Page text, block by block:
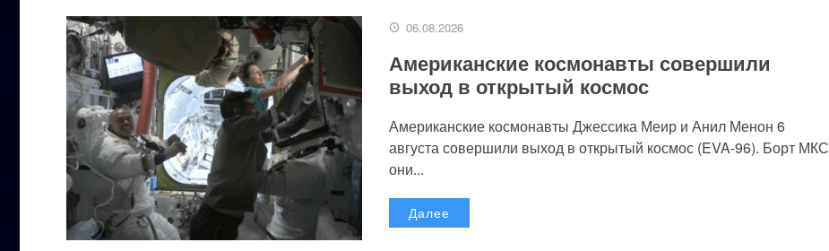
06.08.2026
Американские космонавты совершили
выход в открытый космос
Американские космонавты Джессика Меир и Анил Менон 6
августа совершили выход в открытый космос (EVA-96). Борт МКС
они...
Далее